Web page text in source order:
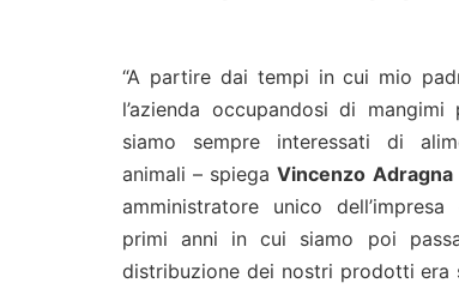
“A partire dai tempi in cui mio
l’azienda occupandosi di
siamo sempre interessati di
animali – spiegaVincenzo Adragna
amministratore unico
primi anni in cui siamo poi
distribuzione dei nostri prodotti era